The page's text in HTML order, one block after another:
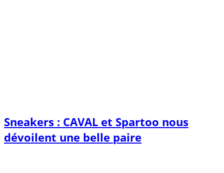
Sneakers : CAVAL et Spartoo nous
dévoilent une belle paire